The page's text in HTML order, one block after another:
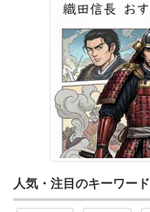
人気・注目のキーワード